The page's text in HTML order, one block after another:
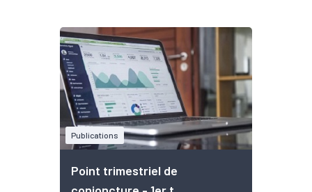
Publications
Point trimestriel de